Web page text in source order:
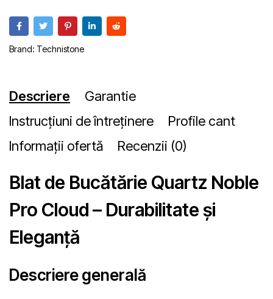
Brand: Technistone
Descriere
Garantie
Instrucțiuni de întreținere
Profile cant
Informații ofertă
Recenzii (0)
Blat de Bucătărie Quartz Noble
Pro Cloud – Durabilitate și
Eleganță
Descriere generală